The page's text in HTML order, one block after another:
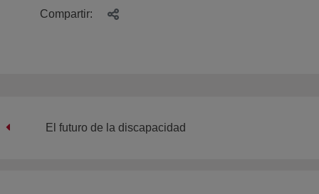
Compartir:
El futuro de la discapacidad